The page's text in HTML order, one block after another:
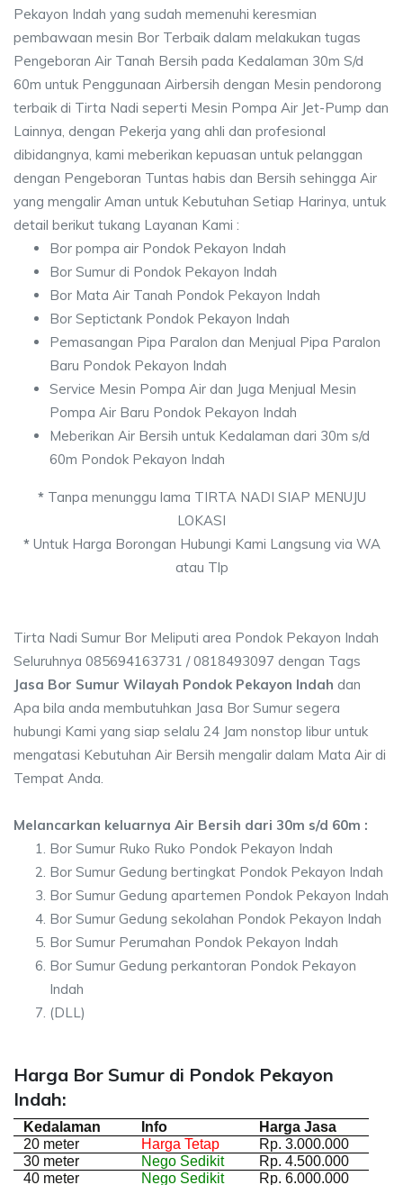
Pekayon Indah yang sudah memenuhi keresmian
pembawaan mesin Bor Terbaik dalam melakukan tugas
Pengeboran Air Tanah Bersih pada Kedalaman 30m S/d
60m untuk Penggunaan Airbersih dengan Mesin pendorong
terbaik di Tirta Nadi seperti Mesin Pompa Air Jet-Pump dan
Lainnya, dengan Pekerja yang ahli dan profesional
dibidangnya, kami meberikan kepuasan untuk pelanggan
dengan Pengeboran Tuntas habis dan Bersih sehingga Air
yang mengalir Aman untuk Kebutuhan Setiap Harinya, untuk
detail berikut tukang Layanan Kami :
Bor pompa air Pondok Pekayon Indah
Bor Sumur di Pondok Pekayon Indah
Bor Mata Air Tanah Pondok Pekayon Indah
Bor Septictank Pondok Pekayon Indah
Pemasangan Pipa Paralon dan Menjual Pipa Paralon
Baru Pondok Pekayon Indah
Service Mesin Pompa Air dan Juga Menjual Mesin
Pompa Air Baru Pondok Pekayon Indah
Meberikan Air Bersih untuk Kedalaman dari 30m s/d
60m Pondok Pekayon Indah
*Tanpa menunggu lama TIRTA NADI SIAP MENUJU
LOKASI
*Untuk Harga Borongan Hubungi Kami Langsung via WA
atau Tlp
Tirta Nadi Sumur Bor Meliputi area Pondok Pekayon Indah
Seluruhnya 085694163731 / 0818493097 dengan Tags
Jasa Bor Sumur Wilayah Pondok Pekayon Indah dan
Apa bila anda membutuhkan Jasa Bor Sumur segera
hubungi Kami yang siap selalu 24 Jam nonstop libur untuk
mengatasi Kebutuhan Air Bersih mengalir dalam Mata Air di
Tempat Anda.
Melancarkan keluarnya Air Bersih dari 30m s/d 60m :
Bor Sumur Ruko Ruko Pondok Pekayon Indah
Bor Sumur Gedung bertingkat Pondok Pekayon Indah
Bor Sumur Gedung apartemen Pondok Pekayon Indah
Bor Sumur Gedung sekolahan Pondok Pekayon Indah
Bor Sumur Perumahan Pondok Pekayon Indah
Bor Sumur Gedung perkantoran Pondok Pekayon
Indah
(DLL)
Harga Bor Sumur di Pondok Pekayon
Indah:
Kedalaman Info
Harga Jasa
20 meter
Harga Tetap
Rp. 3.000.000
30 meter
Nego Sedikit
Rp. 4.500.000
40 meter
Nego Sedikit Rp. 6.000.000